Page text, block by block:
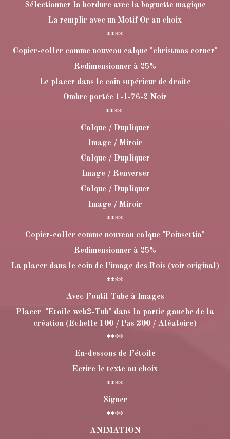
Sélectionner la bordure avec la baguette magique
La remplir avec un Motif Or au choix
****
Copier-coller comme nouveau calque "christmas corner"
Redimensionner à 25%
Le placer dans le coin supérieur de droite
Ombre portée 1-1-76-2 Noir
****
Calque / Dupliquer
Image / Miroir
Calque / Dupliquer
Image / Renverser
Calque / Dupliquer
Image / Miroir
****
Copier-coller comme nouveau calque "Poinsettia"
Redimensionner à 25%
La placer dans le coin de l’image des Rois (voir original)
****
Avec l’outil Tube à Images
Placer "Etoile web2-Tub" dans la partie gauche de la
création (Echelle 100 / Pas 200 / Aléatoire)
****
En-dessous de l’étoile
Ecrire le texte au choix
****
Signer
****
ANIMATION